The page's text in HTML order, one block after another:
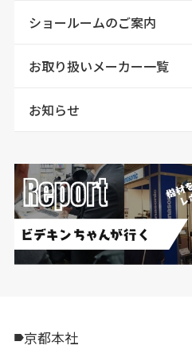
ショールームのご案内
お取り扱いメーカー一覧
お知らせ
京都本社